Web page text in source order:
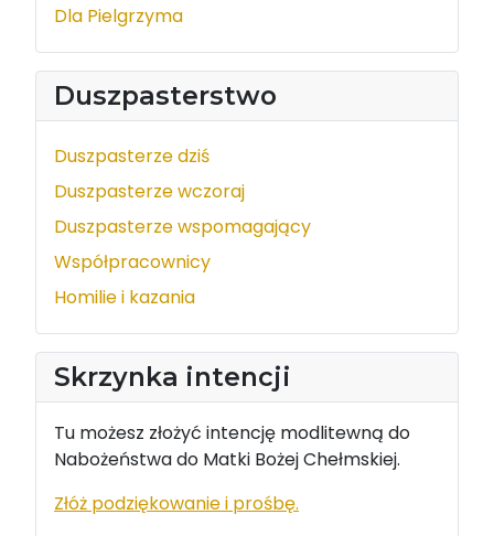
Dla Pielgrzyma
Duszpasterstwo
Duszpasterze dziś
Duszpasterze wczoraj
Duszpasterze wspomagający
Współpracownicy
Homilie i kazania
Skrzynka intencji
Tu możesz złożyć intencję modlitewną do
Nabożeństwa do Matki Bożej Chełmskiej.
Złóż podziękowanie i prośbę.